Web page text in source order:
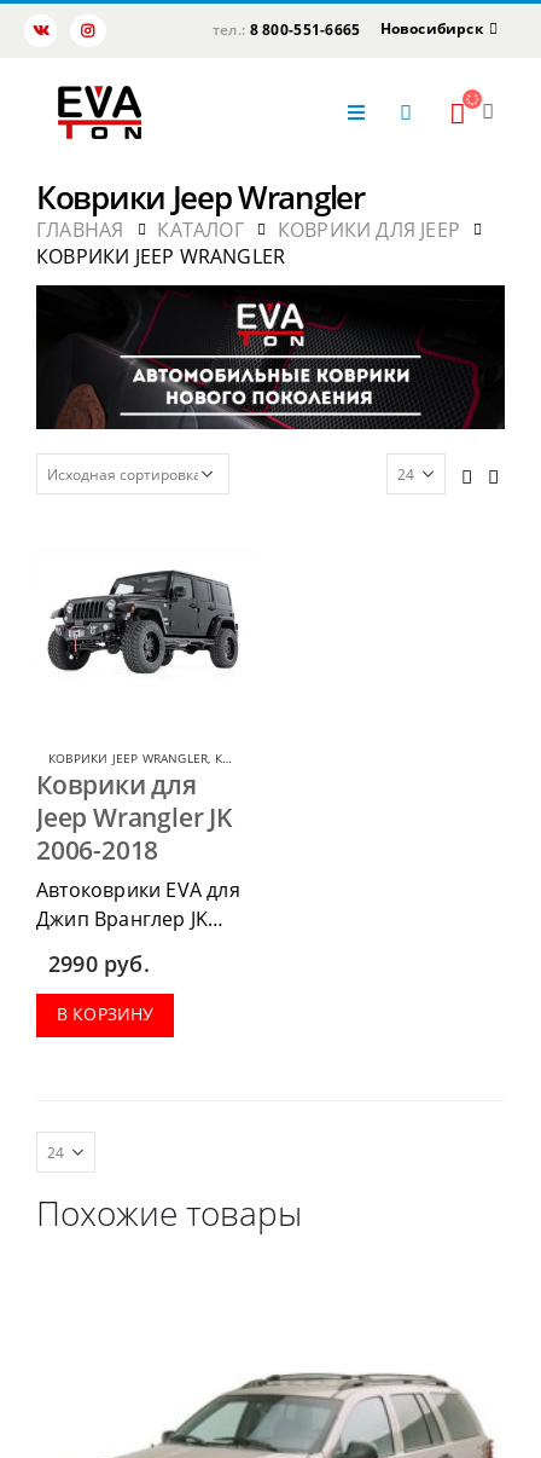
тел.: 8 800-551-6665 Новосибирск
Коврики Jeep Wrangler
ГЛАВНАЯ КАТАЛОГ
КОВРИКИ ДЛЯ JEEP
КОВРИКИ JEEP WRANGLER
КОВРИКИ JEEP WRANGLER, КОВРИКИ ДЛЯ JEEP
Коврики для
Jeep Wrangler JK
2006-2018
Автоковрики EVA для
Джип Вранглер JK
2006-2018 можно
приобрести в
комплектации:
водительский коврик,
2990 руб.
В КОРЗИНУ
Похожие товары